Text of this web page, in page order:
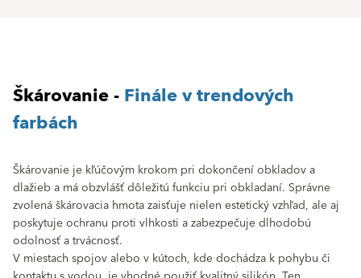
Škárovanie -Finále v trendových
farbách
Škárovanie je kľúčovým krokom pri dokončení obkladov a
dlažieb a má obzvlášť dôležitú funkciu pri obkladaní. Správne
zvolená škárovacia hmota zaisťuje nielen estetický vzhľad, ale aj
poskytuje ochranu proti vlhkosti a zabezpečuje dlhodobú
odolnosť a trvácnosť.
V miestach spojov alebo v kútoch, kde dochádza k pohybu či